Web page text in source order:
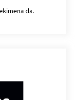
da.